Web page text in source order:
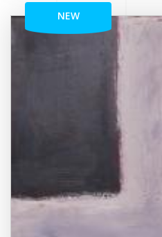
NEW